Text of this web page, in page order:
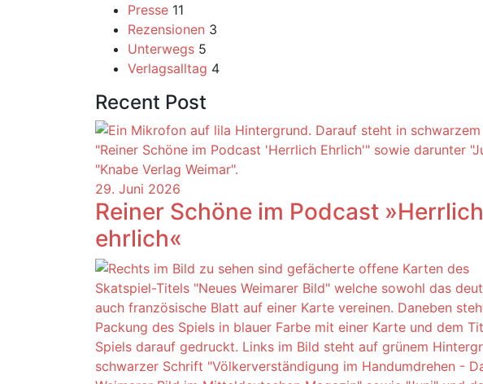
Presse 11
Rezensionen 3
Unterwegs 5
Verlagsalltag 4
Recent Post
29. Juni 2026
Reiner Schöne im Podcast »Herrlich
ehrlich«